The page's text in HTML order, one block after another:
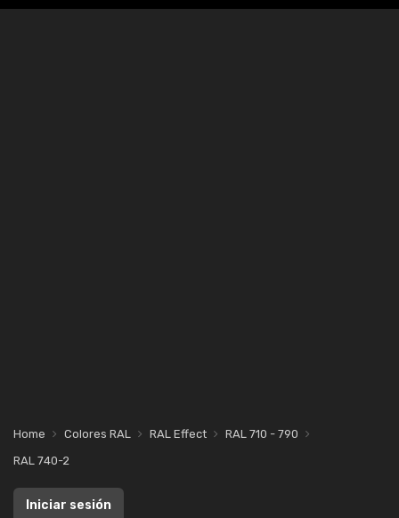
Home Colores RAL RAL Effect
RAL 710 - 790
RAL 740-2
Iniciar sesión